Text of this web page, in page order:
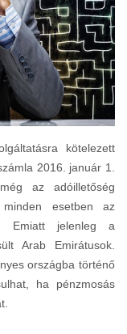
kötelezett
2016. január 1.
az adóilletőség
minden esetben az
Emiatt jelenleg a
Arab Emirátusok.
országba történő
ha pénzmosás